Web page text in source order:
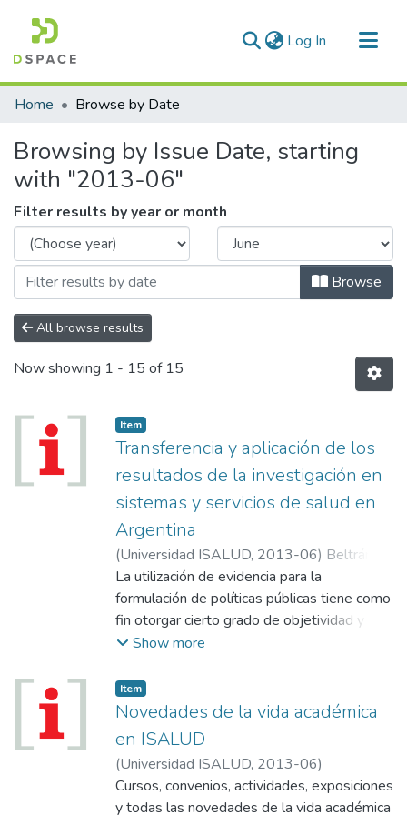
Log In (current)
Communities & Collections
Home Browse by Date
Browsing by Issue Date, starting
with "2013-06"
Filter results by year or month
Browse
All browse results
Now showing 1 - 15 of 15
Item
Transferencia y aplicación de los
resultados de la investigación en
sistemas y servicios de salud en
Argentina
(Universidad ISALUD, 2013-06) Beltrán,
Gastón;Zamboni, Lucila;Langsam, Martín
Alvarez, Daniela
La utilización de evidencia para la
formulación de políticas públicas tiene como
fin otorgar cierto grado de objetividad y
legitimidad a estos procesos. En este
investigación aplicada requiere prestar
atención al problema de la transferencia
(conocimientos que puedan ser
transferidos) y de la aplicabilidad (la
traducción de esos conocimientos en
impactos concretos en al área de las
Show more
Item
Novedades de la vida académica
en ISALUD
(Universidad ISALUD, 2013-06)
Cursos, convenios, actividades, exposiciones
y todas las novedades de la vida académica